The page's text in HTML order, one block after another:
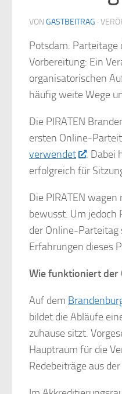
VON GASTBEITRAG ·
Potsdam. Parteitage
Vorbereitung: Ein
organisatorischen
häufig weite Wege
Die PIRATEN
ersten Online-
verwendet
. Dabei
erfolgreich für
Die PIRATEN
bewusst. Um jedoch
der Online-Parteitag
Erfahrungen dieses
Wie funktioniert der
Auf dem
bildet die Abläufe
zuhause sitzt.
Hauptraum für die
Redebeiträge aus